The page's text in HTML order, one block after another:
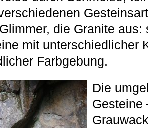
die Granite
mit unterschiedlicher
Farbgebung.
Die
Gesteine